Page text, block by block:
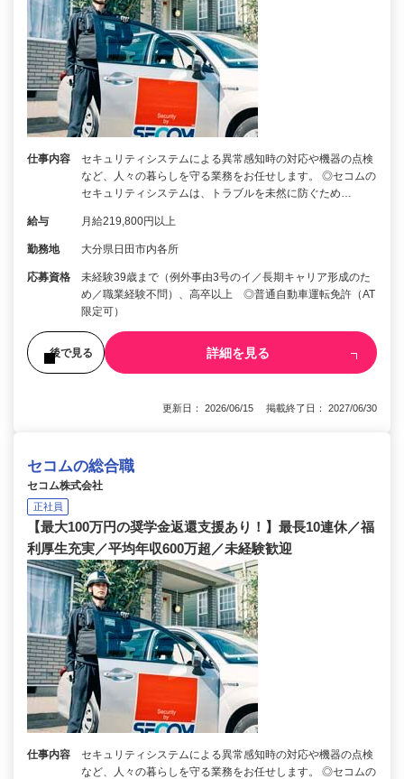
仕事内容
セキュリティシステムによる異常感知時の対応や機器の点検
など、人々の暮らしを守る業務をお任せします。 ◎セコムの
セキュリティシステムは、トラブルを未然に防ぐため…
給与 月給219,800円以上
勤務地 大分県日田市内各所
応募資格
未経験39歳まで（例外事由3号のイ／長期キャリア形成のた
め／職業経験不問）、高卒以上 ◎普通自動車運転免許（AT
限定可）
後で見る 詳細を見る
更新日： 2026/06/15 掲載終了日： 2027/06/30
セコムの総合職
セコム株式会社
正社員
【最大100万円の奨学金返還支援あり！】最長10連休／福
利厚生充実／平均年収600万超／未経験歓迎
仕事内容
セキュリティシステムによる異常感知時の対応や機器の点検
など、人々の暮らしを守る業務をお任せします。 ◎セコムの